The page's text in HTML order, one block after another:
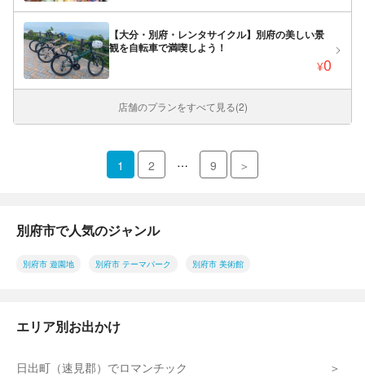
【大分・別府・レンタサイクル】別府の美しい景
観を自転車で満喫しよう！
¥0
店舗のプランをすべて見る(2)
1 2 … 9 ＞
別府市で人気のジャンル
別府市 遊園地 別府市 テーマパーク 別府市 美術館
エリア別お出かけ
日出町（速見郡）でロマンチック